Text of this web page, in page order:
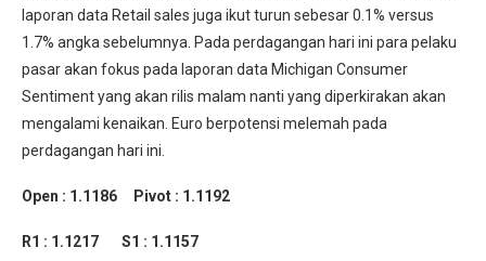
laporan data Retail sales juga ikut turun sebesar 0.1% versus
1.7% angka sebelumnya. Pada perdagangan hari ini para pelaku
pasar akan fokus pada laporan data Michigan Consumer
Sentiment yang akan rilis malam nanti yang diperkirakan akan
mengalami kenaikan. Euro berpotensi melemah pada
perdagangan hari ini.
Open : 1.1186 Pivot : 1.1192
R1 : 1.1217 S1 : 1.1157